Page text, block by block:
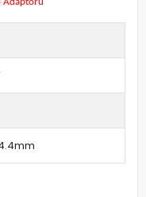
Adaptörü